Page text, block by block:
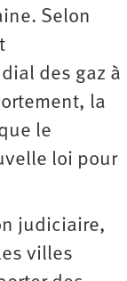
Selon
des gaz à
la
le
loi pour
judiciaire,
villes